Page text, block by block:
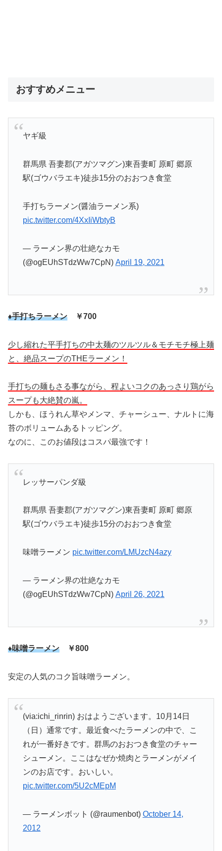
おすすめメニュー
ヤギ級
群馬県 吾妻郡(アガツマグン)東吾妻町 原町 郷原
駅(ゴウバラエキ)徒歩15分のおおつき食堂
手打ちラーメン(醤油ラーメン系)
pic.twitter.com/4XxIiWbtyB
— ラーメン界の壮絶なカモ
(@ogEUhSTdzWw7CpN) April 19, 2021
♦手打ちラーメン ￥700
少し縮れた平手打ちの中太麺のツルツル＆モチモチ極上麺
と、絶品スープのTHEラーメン！
手打ちの麺もさる事ながら、程よいコクのあっさり鶏がら
スープも大絶賛の嵐。
しかも、ほうれん草やメンマ、チャーシュー、ナルトに海
苔のボリュームあるトッピング。
なのに、このお値段はコスパ最強です！
レッサーパンダ級
群馬県 吾妻郡(アガツマグン)東吾妻町 原町 郷原
駅(ゴウバラエキ)徒歩15分のおおつき食堂
味噌ラーメン pic.twitter.com/LMUzcN4azy
— ラーメン界の壮絶なカモ
(@ogEUhSTdzWw7CpN) April 26, 2021
♦味噌ラーメン ￥800
安定の人気のコク旨味噌ラーメン。
(via:ichi_rinrin) おはようございます。10月14日
（日）通常です。最近食べたラーメンの中で、こ
れが一番好きです。群馬のおおつき食堂のチャー
シューメン。ここはなぜか焼肉とラーメンがメイ
ンのお店です。おいしい。
pic.twitter.com/5U2cMEpM
— ラーメンボット (@raumenbot) October 14,
2012